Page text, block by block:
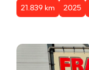
21.839 km 2025